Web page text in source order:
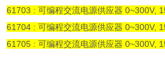
61703 : 可编程交流电源供应器 0~300V,
61704 : 可编程交流电源供应器 0~300V,
61705 : 可编程交流电源供应器 0~300V,